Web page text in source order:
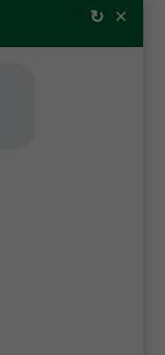
↻ ×